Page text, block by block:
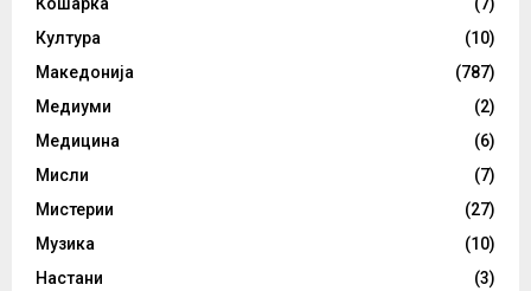
Култура
(10)
Македонија
(787)
Медиуми
(2)
Медицина
(6)
Мисли
(7)
Мистерии
(27)
Музика
(10)
Настани
(3)